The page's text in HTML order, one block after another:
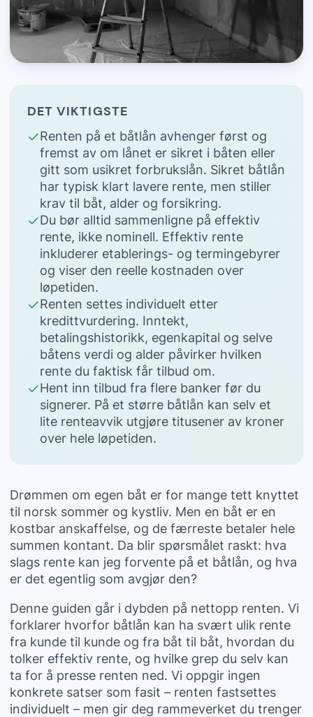
DET VIKTIGSTE
Renten på et båtlån avhenger først og
fremst av om lånet er sikret i båten eller
gitt som usikret forbrukslån. Sikret båtlån
har typisk klart lavere rente, men stiller
krav til båt, alder og forsikring.
Du bør alltid sammenligne på effektiv
rente, ikke nominell. Effektiv rente
inkluderer etablerings- og termingebyrer
og viser den reelle kostnaden over
løpetiden.
Renten settes individuelt etter
kredittvurdering. Inntekt,
betalingshistorikk, egenkapital og selve
båtens verdi og alder påvirker hvilken
rente du faktisk får tilbud om.
Hent inn tilbud fra flere banker før du
signerer. På et større båtlån kan selv et
lite renteavvik utgjøre titusener av kroner
over hele løpetiden.
Drømmen om egen båt er for mange tett knyttet
til norsk sommer og kystliv. Men en båt er en
kostbar anskaffelse, og de færreste betaler hele
summen kontant. Da blir spørsmålet raskt: hva
slags rente kan jeg forvente på et båtlån, og hva
er det egentlig som avgjør den?
Denne guiden går i dybden på nettopp renten. Vi
forklarer hvorfor båtlån kan ha svært ulik rente
fra kunde til kunde og fra båt til båt, hvordan du
tolker effektiv rente, og hvilke grep du selv kan
ta for å presse renten ned. Vi oppgir ingen
konkrete satser som fasit – renten fastsettes
individuelt – men gir deg rammeverket du trenger